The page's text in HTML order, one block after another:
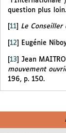
question plus loin.
11 Le Conseiller
12 Eugénie
[13] Jean
mouvement
196, p. 150.